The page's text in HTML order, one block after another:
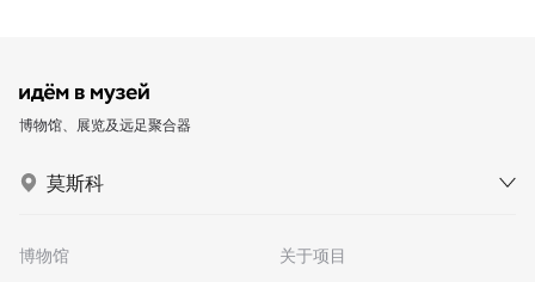
博物馆、展览及远足聚合器
莫斯科
博物馆
关于项目